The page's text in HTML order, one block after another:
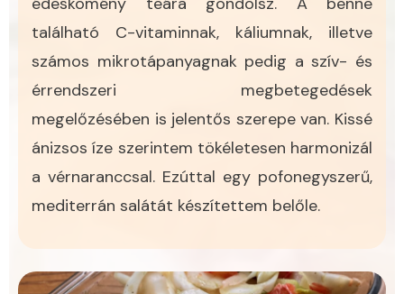
található C-vitaminnak, káliumnak, illetve
számos mikrotápanyagnak pedig a szív- és
érrendszeri megbetegedések
megelőzésében is jelentős szerepe van. Kissé
ánizsos íze szerintem tökéletesen harmonizál
a vérnaranccsal. Ezúttal egy pofonegyszerű,
mediterrán salátát készítettem belőle.